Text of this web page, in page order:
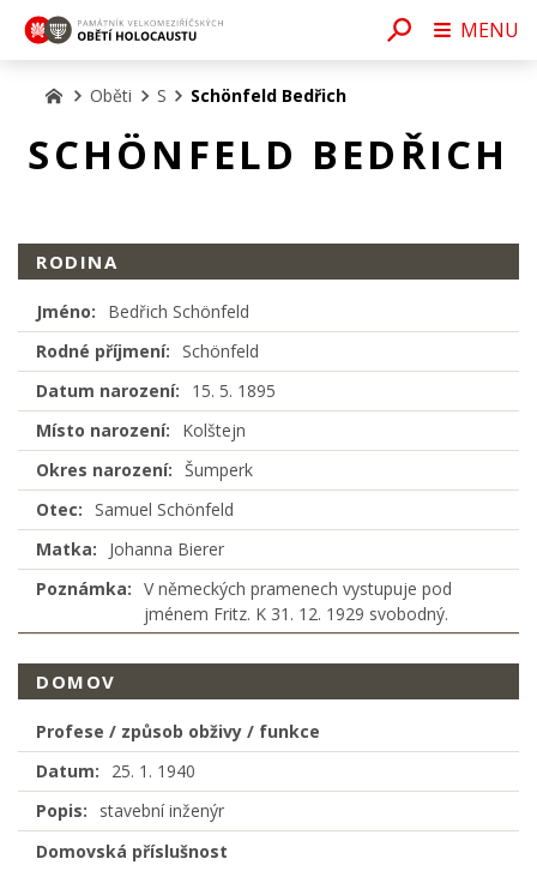
Oběti S Schönfeld Bedřich
SCHÖNFELD BEDŘICH
RODINA
Jméno:
Bedřich Schönfeld
Rodné příjmení:
Schönfeld
Datum narození:
15. 5. 1895
Místo narození:
Kolštejn
Okres narození:
Šumperk
Otec:
Samuel Schönfeld
Matka:
Johanna Bierer
Poznámka: V německých pramenech vystupuje pod
jménem Fritz. K 31. 12. 1929 svobodný.
DOMOV
Profese / způsob obživy / funkce
Datum:
25. 1. 1940
Popis:
stavební inženýr
Domovská příslušnost
MENU